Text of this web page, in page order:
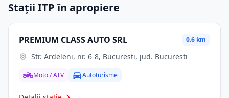
Stații ITP în apropiere
PREMIUM CLASS AUTO SRL 0.6 km
Str. Ardeleni, nr. 6-8, Bucuresti, jud. Bucuresti
Moto / ATV Autoturisme